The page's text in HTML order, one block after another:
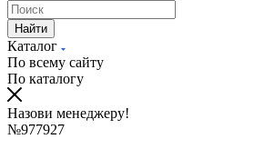
Найти
Каталог
По всему сайту
По каталогу
Назови менеджеру!
№977927